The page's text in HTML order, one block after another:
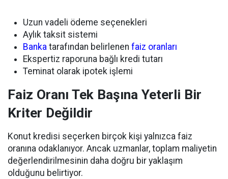
Uzun vadeli ödeme seçenekleri
Aylık taksit sistemi
Banka tarafından belirlenen faiz oranları
Ekspertiz raporuna bağlı kredi tutarı
Teminat olarak ipotek işlemi
Faiz Oranı Tek Başına Yeterli Bir
Kriter Değildir
Konut kredisi seçerken birçok kişi yalnızca faiz
oranına odaklanıyor. Ancak uzmanlar, toplam maliyetin
değerlendirilmesinin daha doğru bir yaklaşım
olduğunu belirtiyor.